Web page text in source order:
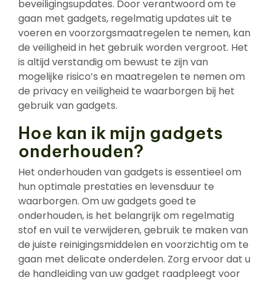
beveiligingsupdates. Door verantwoord om te
gaan met gadgets, regelmatig updates uit te
voeren en voorzorgsmaatregelen te nemen, kan
de veiligheid in het gebruik worden vergroot. Het
is altijd verstandig om bewust te zijn van
mogelijke risico’s en maatregelen te nemen om
de privacy en veiligheid te waarborgen bij het
gebruik van gadgets.
Hoe kan ik mijn gadgets
onderhouden?
Het onderhouden van gadgets is essentieel om
hun optimale prestaties en levensduur te
waarborgen. Om uw gadgets goed te
onderhouden, is het belangrijk om regelmatig
stof en vuil te verwijderen, gebruik te maken van
de juiste reinigingsmiddelen en voorzichtig om te
gaan met delicate onderdelen. Zorg ervoor dat u
de handleiding van uw gadget raadpleegt voor